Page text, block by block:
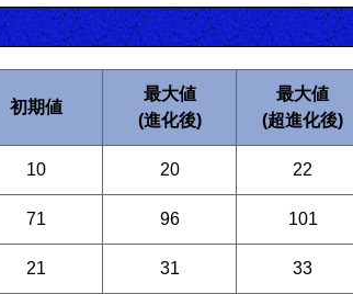
初期値
最大値
(進化後)
最大値
(超進化後)
10 20 22
71 96 101
21 31 33